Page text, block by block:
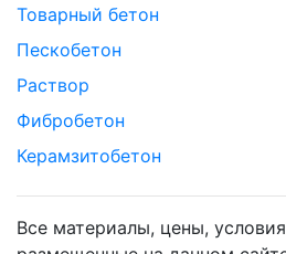
Товарный бетон
Пескобетон
Раствор
Фибробетон
Керамзитобетон
Все материалы, цены,